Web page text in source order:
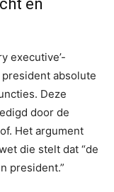
en
executive’-
absolute
Deze
door de
Het argument
die stelt dat “de
president.”